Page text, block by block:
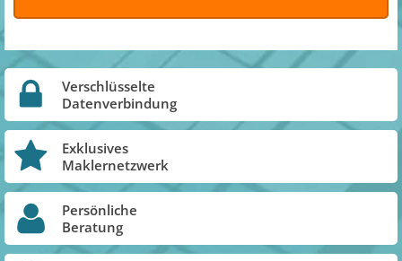
Verschlüsselte
Datenverbindung
Exklusives
Maklernetzwerk
Persönliche
Beratung